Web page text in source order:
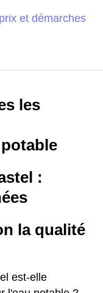
et démarches
les
:
la qualité
est-elle